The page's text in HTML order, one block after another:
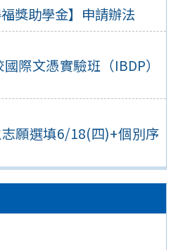
獎助學金】申請辦法
際文憑實驗班（IBDP）
願選填6/18(四)+個別序